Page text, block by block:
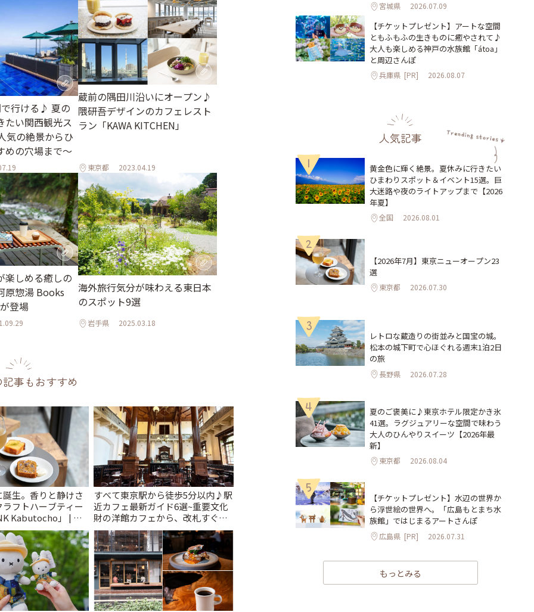
行ける♪ 夏の
たい関西観光ス
気の絶景からひ
めの穴場まで～
蔵前の隅田川沿いにオープン♪
隈研吾デザインのカフェレスト
ラン「KAWA KITCHEN」
東京都 2023.04.19
しめる癒しの
原惣湯 Books
登場
海外旅行気分が味わえる東日本
のスポット9選
岩手県 2025.03.18
事もおすすめ
生。香りと静けさ
フトハーブティー
Kabutocho」 | こ
すべて東京駅から徒歩5分以内♪駅
近カフェ最新ガイド6選~重要文化
財の洋館カフェから、改札すぐの
レトロ喫茶まで~ | ことりっぷ
宮城県 2026.07.09
【チケットプレゼント】アートな空間
ともふもふの生きものに癒やされて♪
大人も楽しめる神戸の水族館「átoa」
と周辺さんぽ
兵庫県 [PR] 2026.08.07
人気記事
1
黄金色に輝く絶景。夏休みに行きたい
ひまわりスポット＆イベント15選。巨
大迷路や夜のライトアップまで【2026
年夏】
全国 2026.08.01
2
【2026年7月】東京ニューオープン23
選
東京都 2026.07.30
3
レトロな蔵造りの街並みと国宝の城。
松本の城下町で心ほぐれる週末1泊2日
の旅
長野県 2026.07.28
4
夏のご褒美に♪東京ホテル限定かき氷
41選。ラグジュアリーな空間で味わう
大人のひんやりスイーツ【2026年最
新】
東京都 2026.08.04
5
【チケットプレゼント】水辺の世界か
ら浮世絵の世界へ。「広島もとまち水
族館」ではじまるアートさんぽ
広島県 [PR] 2026.07.31
もっとみる